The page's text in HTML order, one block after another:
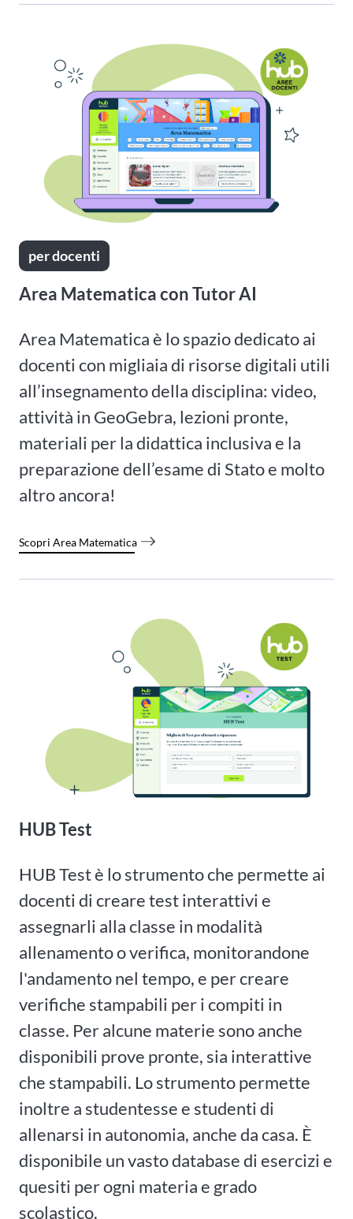
per docenti
Area Matematica con Tutor AI
Area Matematica è lo spazio dedicato ai
docenti con migliaia di risorse digitali utili
all’insegnamento della disciplina: video,
attività in GeoGebra, lezioni pronte,
materiali per la didattica inclusiva e la
preparazione dell’esame di Stato e molto
altro ancora!
Scopri Area Matematica
HUB Test
HUB Test è lo strumento che permette ai
docenti di creare test interattivi e
assegnarli alla classe in modalità
allenamento o verifica, monitorandone
l'andamento nel tempo, e per creare
verifiche stampabili per i compiti in
classe. Per alcune materie sono anche
disponibili prove pronte, sia interattive
che stampabili. Lo strumento permette
inoltre a studentesse e studenti di
allenarsi in autonomia, anche da casa. È
disponibile un vasto database di esercizi e
quesiti per ogni materia e grado
scolastico.